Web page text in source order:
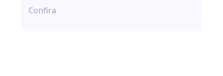
Confira